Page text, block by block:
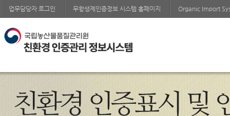
업무담당자 로그인 무항생제인증정보 시스템 홈페이지 Organic Import